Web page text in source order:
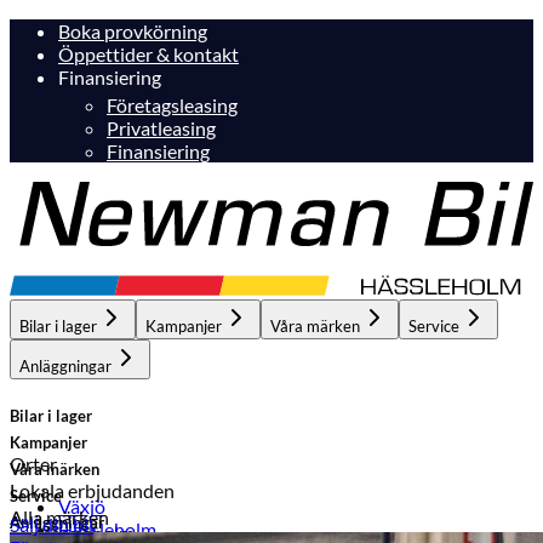
Boka provkörning
Öppettider & kontakt
Finansiering
Företagsleasing
Privatleasing
Finansiering
Bilar i lager Kampanjer Våra märken Service
Anläggningar
Bilar i lager
Orter
Växjö
Hässleholm
Kampanjer
Lokala erbjudanden
Hässleholm
Våra märken
Alla märken
Service
Anläggningar
Sälj din bil